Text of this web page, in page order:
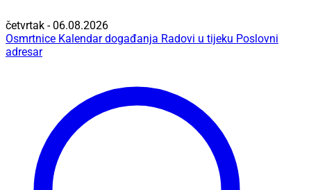
četvrtak - 06.08.2026
Osmrtnice Kalendar događanja Radovi u tijeku Poslovni
adresar